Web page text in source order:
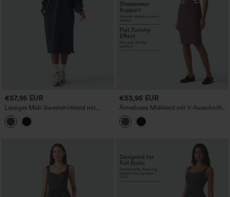
€57,95 EUR
Lässiges Midi-Sweatshirtkleid mit
Kapuze und Kordelzug, langen Ärmeln,
Reißverschluss am Saum und Taschen
€53,95 EUR
Ärmelloses Midikleid mit V‑Ausschnitt
und integrierter bauchformender
Shapewear – Businesskleid